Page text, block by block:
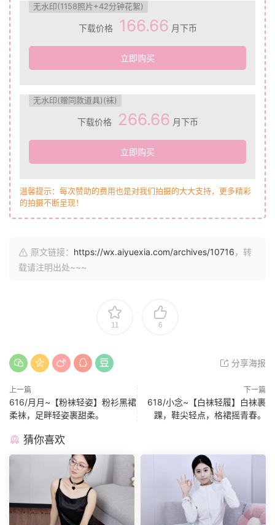
无水印(1158照片+42分钟花絮)
下载价格 166.66 月下币
立即购买
无水印(赠同款道具)(袜)
下载价格 266.66 月下币
立即购买
温馨提示：每次赞助的费用也是对我们拍摄的大大支持，更多精彩
的拍摄不断呈现！
原文链接： https://wx.aiyuexia.com/archives/10716，转
载请注明出处~~~
11 6
分享海报
上一篇
616/月月~【粉袜轻姿】粉衫黑裙
柔袜，足畔轻姿裹甜柔。
下一篇
618/小念~【白袜轻履】白袜裹
踝，鞋尖轻点，格裙摇青春。
猜你喜欢